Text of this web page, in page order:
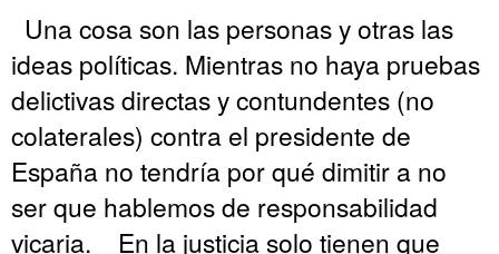
Una cosa son las personas y otras las
ideas políticas. Mientras no haya pruebas
delictivas directas y contundentes (no
colaterales) contra el presidente de
España no tendría por qué dimitir a no
ser que hablemos de responsabilidad
vicaria. En la justicia solo tienen que